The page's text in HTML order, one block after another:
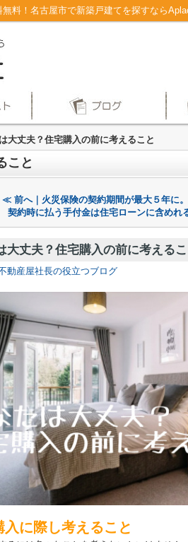
料！名古屋市で新築戸建てを探すなら
大丈夫？住宅購入の前に考えること
こと
≪ 前へ｜火災保険の契約期間が最大５年に。
契約時に払う手付金は住宅ローンに含め
大丈夫？住宅購入の前に考えるこ
動産屋社長の役立つブログ
入に際し考えること